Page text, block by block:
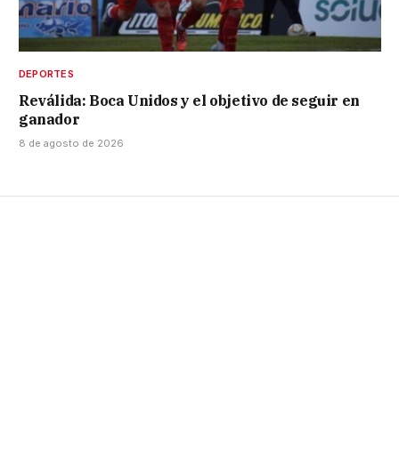
DEPORTES
Reválida: Boca Unidos y el objetivo de seguir en
ganador
8 de agosto de 2026